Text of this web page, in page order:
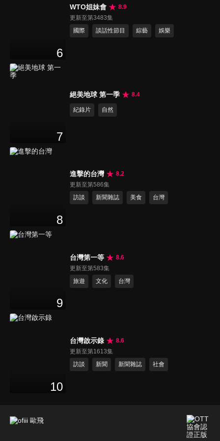
6
WTO姐妹會
8.9
更新至第3483集
國際
談話性節目 綜藝 娛樂
7
絕美地球 第一季 8.4
紀錄片 自然
8
進擊的台灣
8.2
更新至第586集
訪談
新聞雜誌 美食 台灣
9
台灣第一等
8.6
更新至第583集
旅遊
文化 台灣
10
台灣啟示錄
8.6
更新至第1613集
訪談
新聞 新聞雜誌 社會